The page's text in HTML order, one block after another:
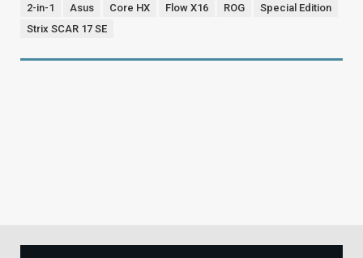
2-in-1 Asus Core HX Flow X16 ROG
Special Edition
Strix SCAR 17 SE